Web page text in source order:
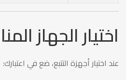
اختيار الجهاز
عند اختيار أجهزة التتبع، ضع في اعتبارك: